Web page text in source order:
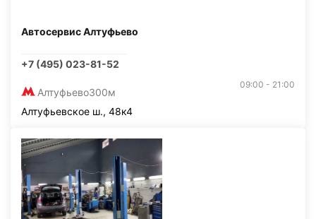
Автосервис Алтуфьево
+7 (495) 023-81-52
Алтуфьево300м
09:00 - 21:00
Алтуфьевское ш., 48к4